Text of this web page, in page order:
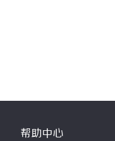
帮助中心